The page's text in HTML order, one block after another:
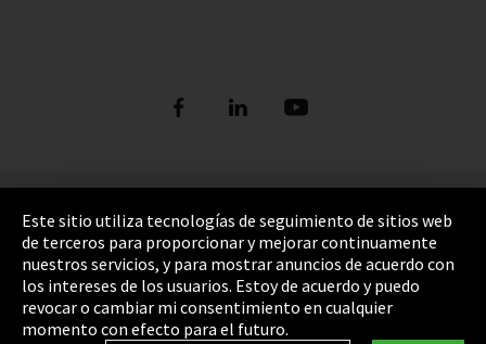
Pie de imprenta
Política de privacidad
Cookie Settings
Términos y Condiciones
Este sitio utiliza tecnologías de seguimiento de sitios web
de terceros para proporcionar y mejorar continuamente
nuestros servicios, y para mostrar anuncios de acuerdo con
los intereses de los usuarios. Estoy de acuerdo y puedo
revocar o cambiar mi consentimiento en cualquier
momento con efecto para el futuro.